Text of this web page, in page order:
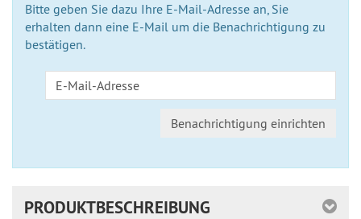
Bitte geben Sie dazu Ihre E-Mail-Adresse an, Sie
erhalten dann eine E-Mail um die Benachrichtigung zu
bestätigen.
Benachrichtigung einrichten
PRODUKTBESCHREIBUNG